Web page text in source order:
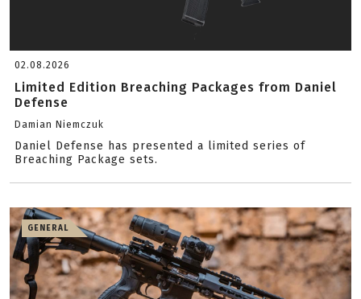
02.08.2026
Limited Edition Breaching Packages from Daniel
Defense
Damian Niemczuk
Daniel Defense has presented a limited series of
Breaching Package sets.
GENERAL